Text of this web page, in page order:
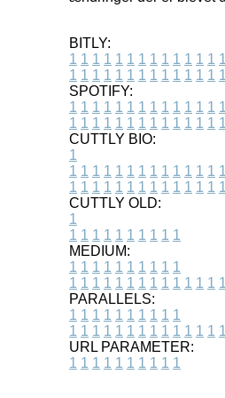
BITLY:
1 1 1 1 1 1 1 1 1 1 1 1 1 1
1 1 1 1 1 1 1 1 1 1 1 1 1 1
SPOTIFY:
1 1 1 1 1 1 1 1 1 1 1 1 1 1
1 1 1 1 1 1 1 1 1 1 1 1 1 1
CUTTLY BIO:
1
1 1 1 1 1 1 1 1 1 1 1 1 1 1
1 1 1 1 1 1 1 1 1 1 1 1 1 1
CUTTLY OLD:
1
1 1 1 1 1 1 1 1 1 1
MEDIUM:
1 1 1 1 1 1 1 1 1 1
1 1 1 1 1 1 1 1 1 1 1 1 1 1
PARALLELS:
1 1 1 1 1 1 1 1 1 1
1 1 1 1 1 1 1 1 1 1 1 1 1 1
URL PARAMETER:
1 1 1 1 1 1 1 1 1 1